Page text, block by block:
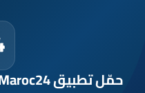
حمّل تطبيق Maroc24، أخبار المغرب تصلك أولاً